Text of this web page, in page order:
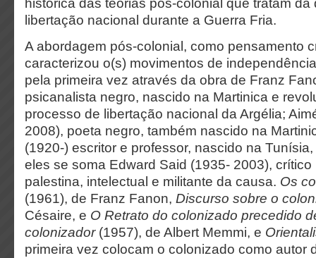
histórica das teorias pós-colonial que tratam
libertação nacional durante a Guerra Fria.
A abordagem pós-colonial, como pensamento
caracterizou o(s) movimentos de
pela primeira vez através da obra de Franz
psicanalista negro, nascido na Martinica e
processo de libertação nacional da Argélia;
2008), poeta negro, também nascido na
(1920-) escritor e professor, nascido na
eles se soma Edward Said (1935- 2003), crítico
palestina, intelectual e militante da causa. Os
(1961), de Franz Fanon, Discurso sobre o
Césaire, e O Retrato do colonizado precedido
colonizador(1957), de Albert Memmi, e
primeira vez colocam o colonizado como autor